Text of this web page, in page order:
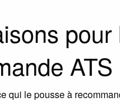
ATS
qui le pousse à